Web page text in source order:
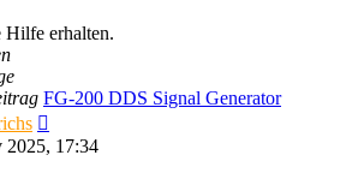
Hilfe erhalten.
FG-200 DDS Signal Generator
Beitrag
2025, 17:34